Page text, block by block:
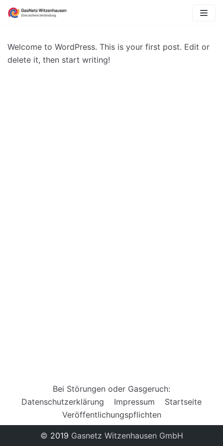
Zum
Welcome to WordPress. This is your first post. Edit or
delete it, then start writing!
Bei Störungen oder Gasgeruch:
Datenschutzerklärung
Impressum
Startseite
Veröffentlichungspflichten
© 2019 Gasnetz Witzenhausen GmbH